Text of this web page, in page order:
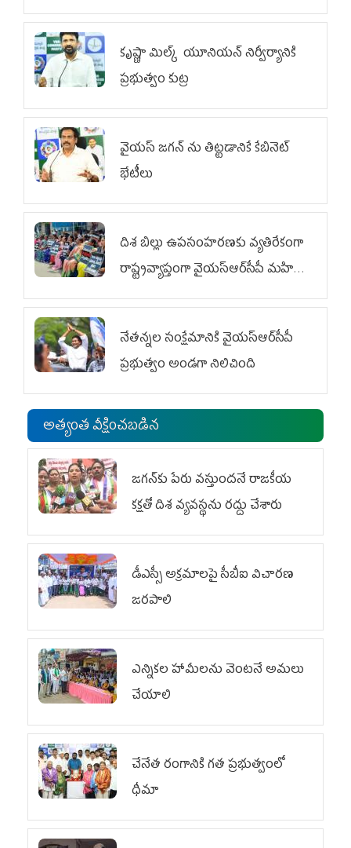
కృష్ణా మిల్క్‌ యూనియన్‌ నిర్వీర్యానికి
ప్రభుత్వం కుట్ర
వైయ‌స్ జగన్‌ ను తిట్టడానికే కేబినెట్‌
భేటీలు
దిశ బిల్లు ఉపసంహరణకు వ్యతిరేకంగా
రాష్ట్రవ్యాప్తంగా వైయ‌స్ఆర్‌సీపీ మహిళా
విభాగం ఆందోళనలు
నేతన్నల సంక్షేమానికి వైయ‌స్ఆర్‌సీపీ
ప్రభుత్వం అండగా నిలిచింది
అత్యంత వీక్షించబడిన
జగన్‌కు పేరు వస్తుందనే రాజకీయ
కక్షతో దిశ వ్య‌వ‌స్థ‌ను రద్దు చేశారు
డీఎస్సీ అక్రమాలపై సీబీఐ విచారణ
జరపాలి
ఎన్నికల హామీలను వెంటనే అమలు
చేయాలి
చేనేత రంగానికి గత ప్రభుత్వంలో
ధీమా